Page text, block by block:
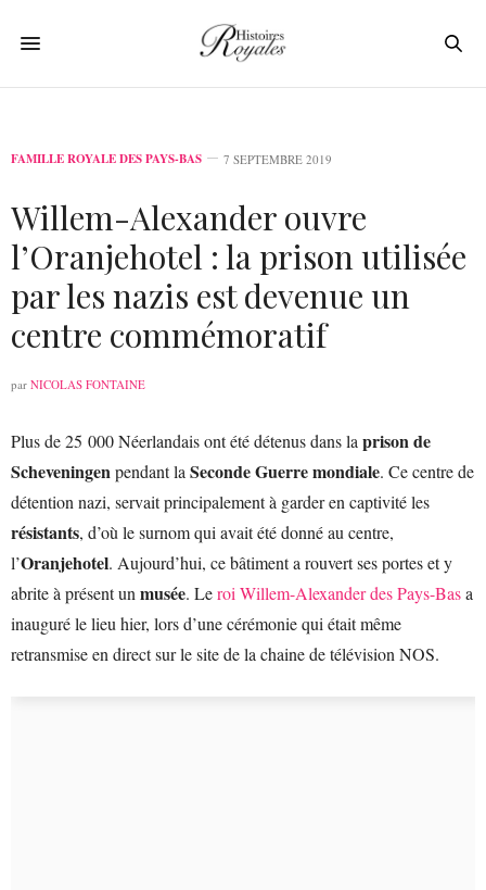
FAMILLE ROYALE DES PAYS-BAS 7 SEPTEMBRE 2019
Willem-Alexander ouvre
l’Oranjehotel : la prison utilisée
par les nazis est devenue un
centre commémoratif
par NICOLAS FONTAINE
Plus de 25 000 Néerlandais ont été détenus dans la prison de
Scheveningenpendant la Seconde Guerre mondiale. Ce centre de
détention nazi, servait principalement à garder en captivité les
résistants, d’où le surnom qui avait été donné au centre,
l’Oranjehotel. Aujourd’hui, ce bâtiment a rouvert ses portes et y
abrite à présent un musée. Leroi Willem-Alexander des Pays-Basa
inauguré le lieu hier, lors d’une cérémonie qui était même
retransmise en direct sur le site de la chaine de télévision NOS.